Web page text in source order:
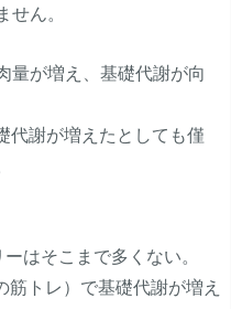
ん。
量が増え、基礎代謝が向
代謝が増えたとしても僅
はそこまで多くない。
トレ）で基礎代謝が増え